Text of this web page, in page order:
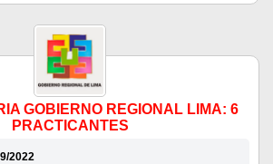
GOBIERNO REGIONAL LIMA: 6
PRACTICANTES
2022